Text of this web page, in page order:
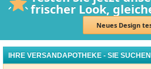
frischer Look,
Neues Design
IHRE VERSANDAPOTHEKE - SIE